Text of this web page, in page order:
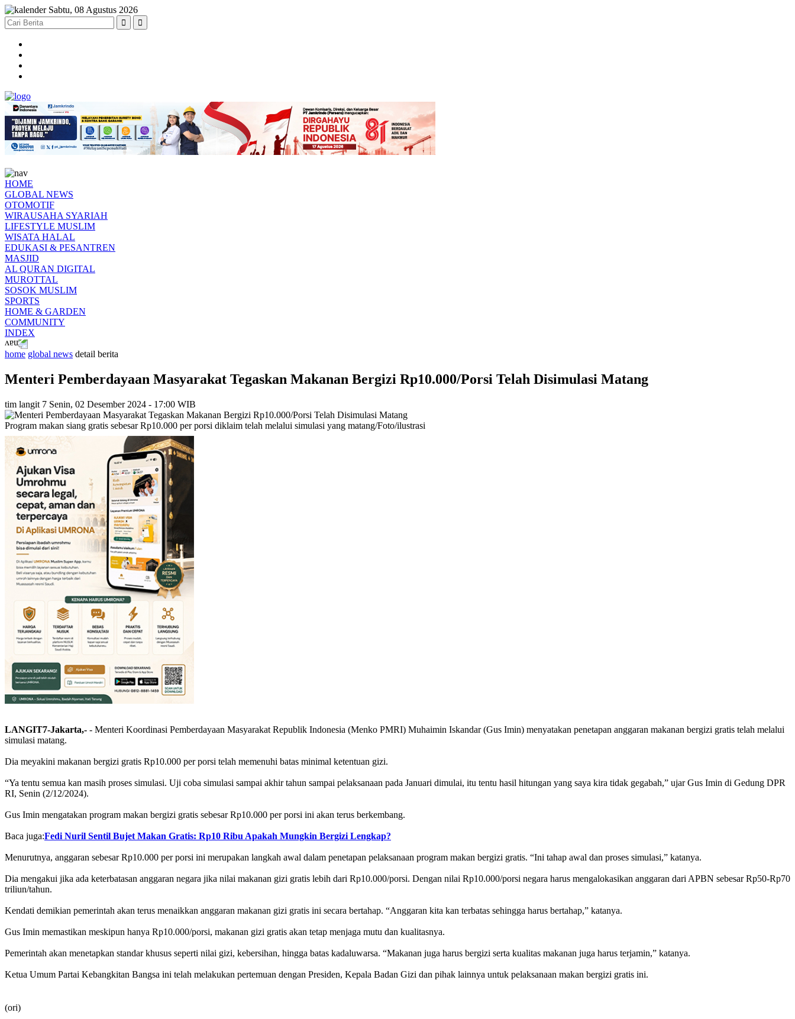
Sabtu, 08 Agustus 2026
HOME
GLOBAL NEWS
OTOMOTIF
WIRAUSAHA SYARIAH
LIFESTYLE MUSLIM
WISATA HALAL
EDUKASI & PESANTREN
MASJID
AL QURAN DIGITAL
MUROTTAL
SOSOK MUSLIM
SPORTS
HOME & GARDEN
COMMUNITY
INDEX
home global news detail berita
Menteri Pemberdayaan Masyarakat Tegaskan Makanan Bergizi Rp10.000/Porsi Telah Disimulasi Matang
tim langit 7 Senin, 02 Desember 2024 - 17:00 WIB
Program makan siang gratis sebesar Rp10.000 per porsi diklaim telah melalui simulasi yang matang/Foto/ilustrasi
LANGIT7-Jakarta,- - Menteri Koordinasi Pemberdayaan Masyarakat Republik Indonesia (Menko PMRI) Muhaimin Iskandar (Gus Imin) menyatakan penetapan anggaran makanan bergizi gratis telah melalui
simulasi matang.
Dia meyakini makanan bergizi gratis Rp10.000 per porsi telah memenuhi batas minimal ketentuan gizi.
“Ya tentu semua kan masih proses simulasi. Uji coba simulasi sampai akhir tahun sampai pelaksanaan pada Januari dimulai, itu tentu hasil hitungan yang saya kira tidak gegabah,” ujar Gus Imin di Gedung DPR
RI, Senin (2/12/2024).
Gus Imin mengatakan program makan bergizi gratis sebesar Rp10.000 per porsi ini akan terus berkembang.
Baca juga:Fedi Nuril Sentil Bujet Makan Gratis: Rp10 Ribu Apakah Mungkin Bergizi Lengkap?
Menurutnya, anggaran sebesar Rp10.000 per porsi ini merupakan langkah awal dalam penetapan pelaksanaan program makan bergizi gratis. “Ini tahap awal dan proses simulasi,” katanya.
Dia mengakui jika ada keterbatasan anggaran negara jika nilai makanan gizi gratis lebih dari Rp10.000/porsi. Dengan nilai Rp10.000/porsi negara harus mengalokasikan anggaran dari APBN sebesar Rp50-Rp70
triliun/tahun.
Kendati demikian pemerintah akan terus menaikkan anggaran makanan gizi gratis ini secara bertahap. “Anggaran kita kan terbatas sehingga harus bertahap,” katanya.
Gus Imin memastikan meskipun hanya Rp10.000/porsi, makanan gizi gratis akan tetap menjaga mutu dan kualitasnya.
Pemerintah akan menetapkan standar khusus seperti nilai gizi, kebersihan, hingga batas kadaluwarsa. “Makanan juga harus bergizi serta kualitas makanan juga harus terjamin,” katanya.
Ketua Umum Partai Kebangkitan Bangsa ini telah melakukan pertemuan dengan Presiden, Kepala Badan Gizi dan pihak lainnya untuk pelaksanaan makan bergizi gratis ini.
(ori)